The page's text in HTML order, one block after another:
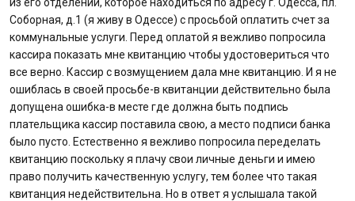
Соборная, д.1 (я живу в Одессе) с просьбой оплатить счет за
коммунальные услуги. Перед оплатой я вежливо попросила
кассира показать мне квитанцию чтобы удостовериться что
все верно. Кассир с возмущением дала мне квитанцию. И я не
ошиблась в своей просьбе-в квитанции действительно была
допущена ошибка-в месте где должна быть подпись
плательщика кассир поставила свою, а место подписи банка
было пусто. Естественно я вежливо попросила переделать
квитанцию поскольку я плачу свои личные деньги и имею
право получить качественную услугу, тем более что такая
квитанция недействительна. Но в ответ я услышала такой